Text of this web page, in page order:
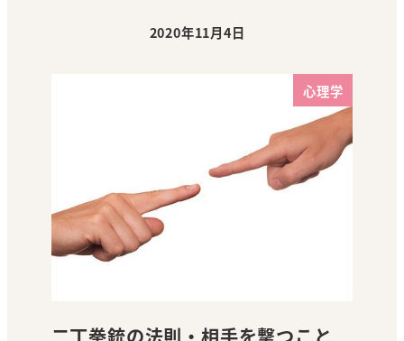
投稿日
2020年11月4日
心理学